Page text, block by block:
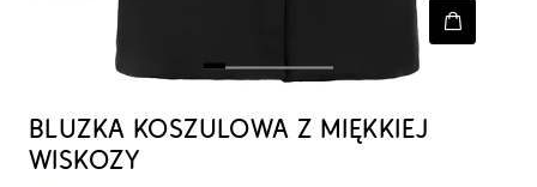
BLUZKA KOSZULOWA Z MIĘKKIEJ
WISKOZY